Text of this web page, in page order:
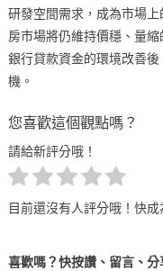
研發空間需求，成為市場
房市場將仍維持價穩、量
銀行貸款資金的環境改善
機。
您喜歡這個觀點嗎？
請給新評分哦！
目前還沒有人評分哦！快成
喜歡嗎？快按讚、留言、分